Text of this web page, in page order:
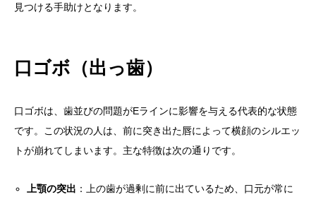
見つける手助けとなります。
口ゴボ（出っ歯）
口ゴボは、歯並びの問題がEラインに影響を与える代表的な状態
です。この状況の人は、前に突き出た唇によって横顔のシルエッ
トが崩れてしまいます。主な特徴は次の通りです。
上顎の突出 ：上の歯が過剰に前に出ているため、口元が常に